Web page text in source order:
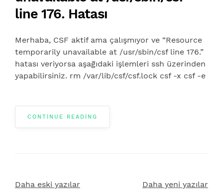
line 176. Hatası
Merhaba, CSF aktif ama çalışmıyor ve “Resource
temporarily unavailable at /usr/sbin/csf line 176.”
hatası veriyorsa aşağıdaki işlemleri ssh üzerinden
yapabilirsiniz. rm /var/lib/csf/csf.lock csf -x csf -e
CONTINUE READING
Yazı
Daha eski yazılar Daha yeni yazılar